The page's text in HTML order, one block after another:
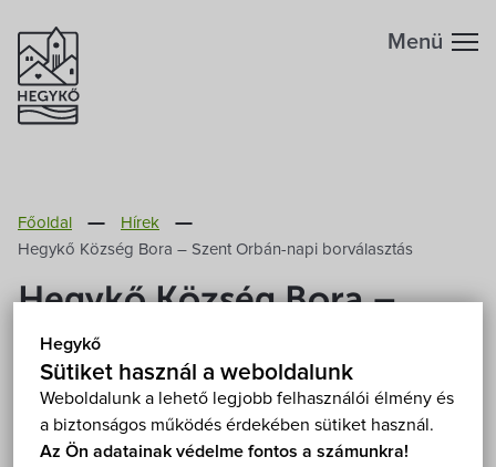
Hegykő
Sütiket használ a weboldalunk
Weboldalunk a lehető legjobb felhasználói élmény és
a biztonságos működés érdekében sütiket használ.
Az Ön adatainak védelme fontos a számunkra!
Megközelítés
Fontos telefonszámok
Földrajzi adottság
Éghajlat
Szabadidő
Éttermek
Programok
Menü
Főoldal
Hírek
Hegykő Község Bora – Szent Orbán-napi borválasztás
Hegykő Község Bora –
Szent Orbán-napi
borválasztás
2026. Május 27.